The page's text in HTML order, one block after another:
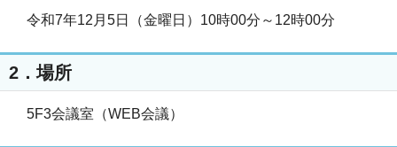
令和7年12月5日（金曜日）10時00分～12時00分
2．場所
5F3会議室（WEB会議）